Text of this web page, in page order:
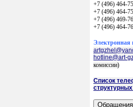
+7 (496) 464-
+7 (496) 464-
+7 (496) 469-
+7 (496) 464-
Электронная
hotline@art-
комиссии)
Список